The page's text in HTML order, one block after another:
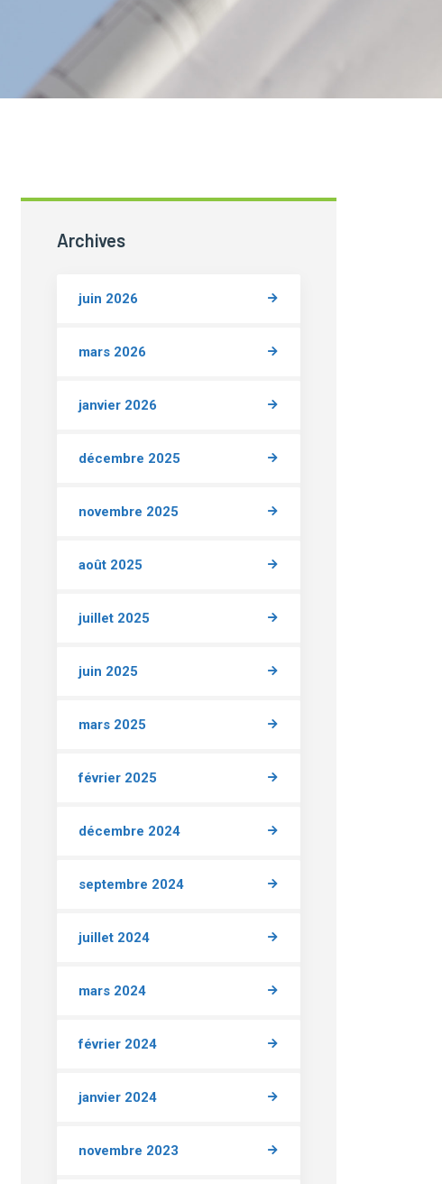
Archives
juin 2026
mars 2026
janvier 2026
décembre 2025
novembre 2025
août 2025
juillet 2025
juin 2025
mars 2025
février 2025
décembre 2024
septembre 2024
juillet 2024
mars 2024
février 2024
janvier 2024
novembre 2023